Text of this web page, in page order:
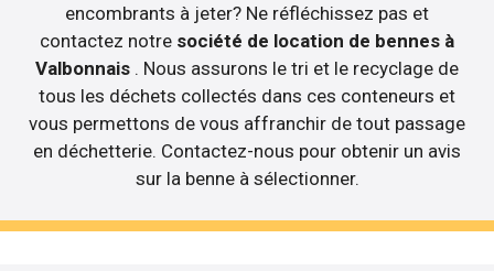
encombrants à jeter? Ne réfléchissez pas et
contactez notre société de location de bennes à
Valbonnais . Nous assurons le tri et le recyclage de
tous les déchets collectés dans ces conteneurs et
vous permettons de vous affranchir de tout passage
en déchetterie. Contactez-nous pour obtenir un avis
sur la benne à sélectionner.